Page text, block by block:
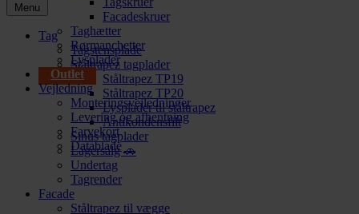
Facadeskruer
Taghætter
Rørmanchetter
Lysplader
Outlet
Vejledning
Monteringsvejledninger
Levering og afhentning
Farvekort
Datablade
Menu
Tag
Tagstensplade
Ståltrapez tagplader
Ståltrapez TP19
Ståltrapez TP20
Lysplader til ståltrapez
Antikondensfilt
Sinus tagplader
Lagersalg 🚗
Undertag
Tagrender
Facade
Ståltrapez til vægge